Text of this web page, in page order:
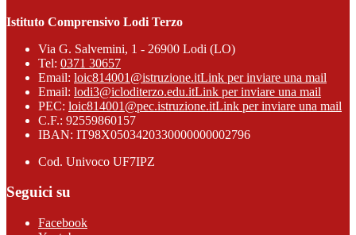
Istituto Comprensivo Lodi Terzo
Via G. Salvemini, 1 - 26900 Lodi (LO)
Tel: 0371 30657
Email: loic814001@istruzione.itLink per inviare una mail
Email: lodi3@icloditerzo.edu.itLink per inviare una mail
PEC: loic814001@pec.istruzione.itLink per inviare una mail
C.F.: 92559860157
IBAN: IT98X0503420330000000002796
Cod. Univoco UF7IPZ
Seguici su
Facebook